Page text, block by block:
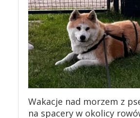
Wakacje nad morzem z
na spacery w okolicy